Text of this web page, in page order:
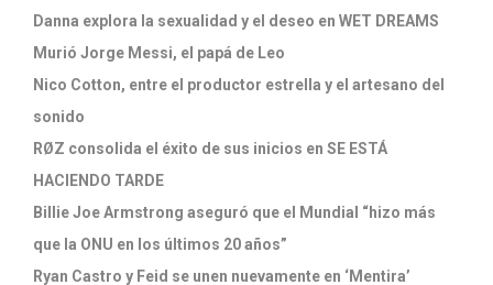
Danna explora la sexualidad y el deseo en WET DREAMS
Murió Jorge Messi, el papá de Leo
Nico Cotton, entre el productor estrella y el artesano del
sonido
RØZ consolida el éxito de sus inicios en SE ESTÁ
HACIENDO TARDE
Billie Joe Armstrong aseguró que el Mundial “hizo más
que la ONU en los últimos 20 años”
Ryan Castro y Feid se unen nuevamente en ‘Mentira’